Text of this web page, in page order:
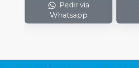
Pedir via
Whatsapp